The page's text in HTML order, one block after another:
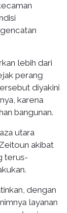
lebih dari
perang
diyakini
karena
bangunan.
utara
akibat
terus-
dengan
layanan